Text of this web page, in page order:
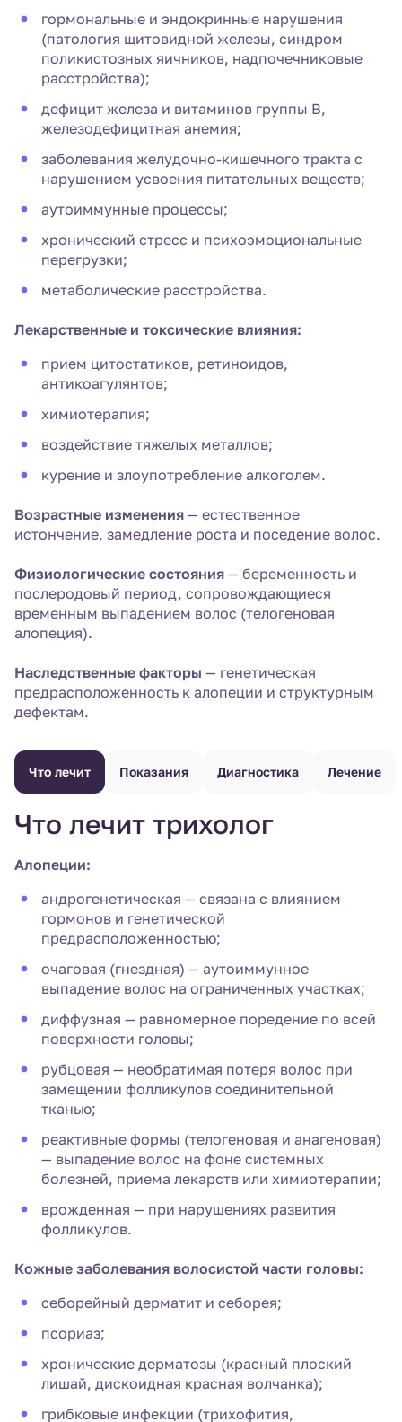
гормональные и эндокринные нарушения
(патология щитовидной железы, синдром
поликистозных яичников, надпочечниковые
расстройства);
дефицит железа и витаминов группы В,
железодефицитная анемия;
заболевания желудочно-кишечного тракта с
нарушением усвоения питательных веществ;
аутоиммунные процессы;
хронический стресс и психоэмоциональные
перегрузки;
метаболические расстройства.
Лекарственные и токсические влияния:
прием цитостатиков, ретиноидов,
антикоагулянтов;
химиотерапия;
воздействие тяжелых металлов;
курение и злоупотребление алкоголем.
Возрастные изменения — естественное
истончение, замедление роста и поседение волос.
Физиологические состояния — беременность и
послеродовый период, сопровождающиеся
временным выпадением волос (телогеновая
алопеция).
Наследственные факторы — генетическая
предрасположенность к алопеции и структурным
дефектам.
Что лечит Показания Диагностика Лечение
Что лечит трихолог
Алопеции:
андрогенетическая — связана с влиянием
гормонов и генетической
предрасположенностью;
очаговая (гнездная) — аутоиммунное
выпадение волос на ограниченных участках;
диффузная — равномерное поредение по всей
поверхности головы;
рубцовая — необратимая потеря волос при
замещении фолликулов соединительной
тканью;
реактивные формы (телогеновая и анагеновая)
— выпадение волос на фоне системных
болезней, приема лекарств или химиотерапии;
врожденная — при нарушениях развития
фолликулов.
Кожные заболевания волосистой части головы:
себорейный дерматит и себорея;
псориаз;
хронические дерматозы (красный плоский
лишай, дискоидная красная волчанка);
грибковые инфекции (трихофития,